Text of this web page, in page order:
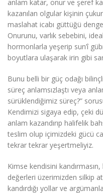
anlam katar, onur ve şeref
kazanılan olgular kişinin
maslahat icabı güttüğü
Onurunu, varlık sebebini,
hormonlarla yeşerip sun’î
boyutlara ulaşarak irin gibi
Bunu belli bir güç odağı
süreç anlamsızlaştı veya
sürüklendiğimiz süreç?”
Kendimizi sigaya edip, çeki
anlam kazandırıp halifelik
teslim olup içimizdeki gücü
tekrar tekrar yeşertmeliyiz.
Kimse kendisini
değerleri üzerimizden silkip
kandırdığı yollar ve